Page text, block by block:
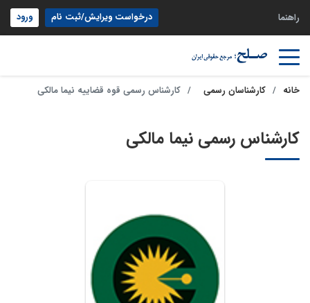
راهنما درخواست ویرایش/ثبت نام ورود
خانه کارشناسان رسمی کارشناس رسمی قوه قضاییه نیما مالکی
کارشناس رسمی نیما مالکی